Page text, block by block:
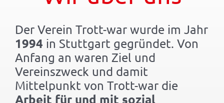
Der Verein Trott-war wurde im Jahr
1994 in Stuttgart gegründet. Von
Anfang an waren Ziel und
Vereinszweck und damit
Mittelpunkt von Trott-war die
Arbeit für und mit sozial